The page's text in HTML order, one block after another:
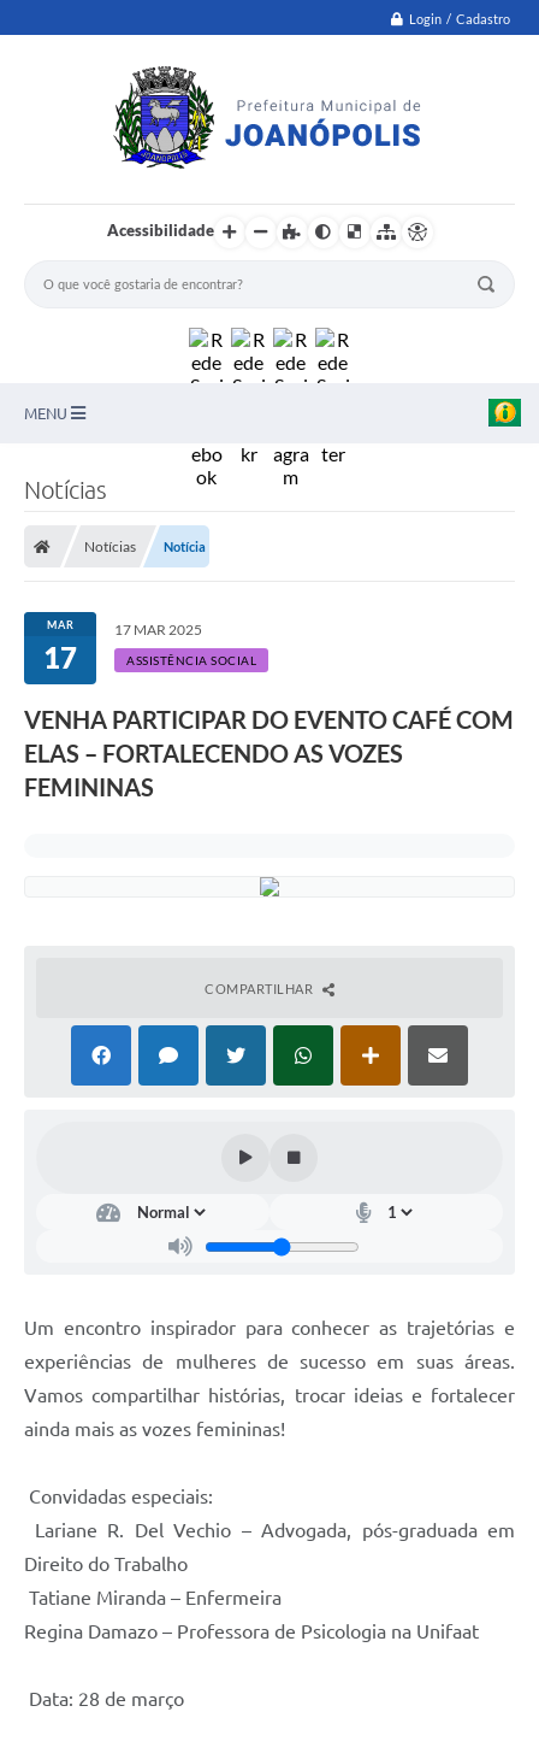
Login / Cadastro
Acessibilidade
MENU
Transparência
Editais
Conselhos
Contato
Contas Públicas
Notícias
Notícias Notícia
MAR
17
17 MAR 2025
ASSISTÊNCIA SOCIAL
VENHA PARTICIPAR DO EVENTO CAFÉ COM
ELAS – FORTALECENDO AS VOZES
FEMININAS
COMPARTILHAR
Um encontro inspirador para conhecer as trajetórias e
experiências de mulheres de sucesso em suas áreas.
Vamos compartilhar histórias, trocar ideias e fortalecer
ainda mais as vozes femininas!
Convidadas especiais:
Lariane R. Del Vechio – Advogada, pós-graduada em
Direito do Trabalho
Tatiane Miranda – Enfermeira
Regina Damazo – Professora de Psicologia na Unifaat
Data: 28 de março